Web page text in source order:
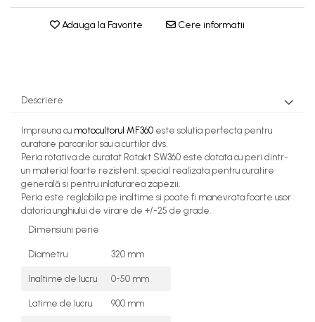
Rezervor carburant
Rulmenti
Tobe esapament
Volanta
Adauga la Favorite Cere informatii
Descriere
Impreuna cu motocultorul MF360 este solutia perfecta pentru
curatare parcarilor sau a curtilor dvs.
Peria rotativa de curatat Rotakt SW360 este dotata cu peri dintr-
un material foarte rezistent, special realizata pentru curatire
generală si pentru inlaturarea zapezii.
Peria este reglabila pe inaltime si poate fi manevrata foarte usor
datoria unghiului de virare de +/-25 de grade.
Dimensiuni perie
Diametru 320 mm
Inaltime de lucru 0-50 mm
Latime de lucru 900 mm